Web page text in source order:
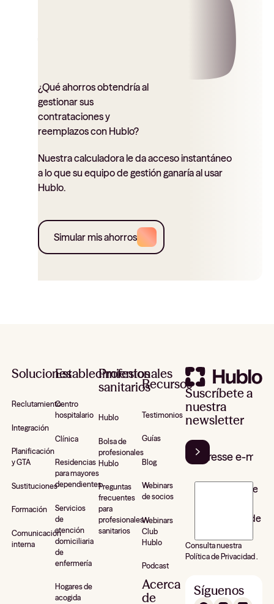
¿Qué ahorros obtendría al
gestionar sus
contrataciones y
reemplazos con Hublo?
Nuestra calculadora le da acceso instantáneo
a lo que su equipo de gestión ganaría al usar
Hublo.
Simular mis ahorros
Soluciones
Reclutamiento
Integración
Planificación
y GTA
Sustituciones
Formación
Comunicación
interna
Establecimientos
Centro
hospitalario
Clínica
Residencias
para mayores
dependientes
Servicios
de
atención
domiciliaria
de
enfermería
Hogares de
acogida
Profesionales
sanitarios
Hublo
Bolsa de
profesionales
Hublo
Preguntas
frecuentes
para
profesionales
sanitarios
Recursos
Testimonios
Guías
Blog
Webinars
de socios
Webinars
Club
Hublo
Podcast
Acerca
de
Suscríbete a
nuestra
newsletter
J’accepte de
newsletter de
Consulta nuestra
Política de Privacidad .
Síguenos